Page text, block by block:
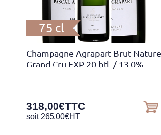
75 cl
Champagne Agrapart Brut Nature
Grand Cru EXP 20 btl.
/ 13.0%
318,00€TTC
soit 265,00€HT